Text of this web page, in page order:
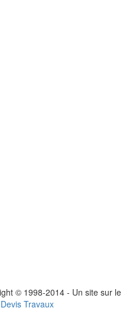
© 1998-2014 - Un site sur le
Devis Travaux